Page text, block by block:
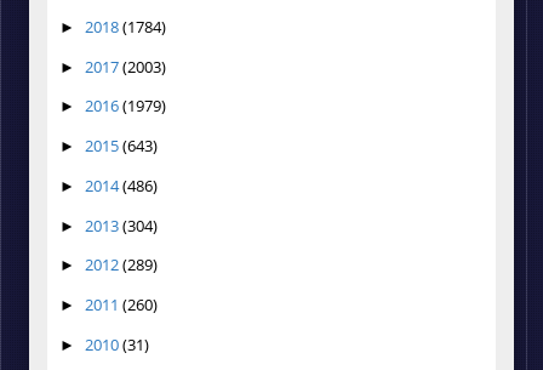
► 2018(1784)
► 2017(2003)
► 2016(1979)
► 2015(643)
► 2014(486)
► 2013(304)
► 2012(289)
► 2011 (260)
► 2010(31)